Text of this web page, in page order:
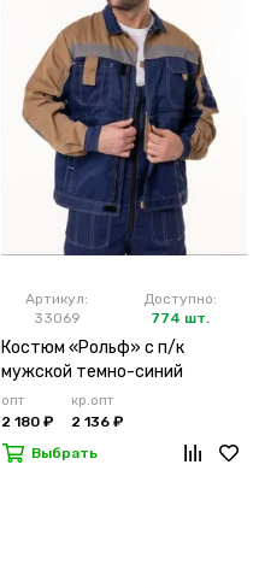
Артикул:
33069
Доступно:
774 шт.
Костюм «Рольф» с п/к
мужской темно-синий
опт
2 180 ₽
кр.опт
2 136 ₽
Выбрать